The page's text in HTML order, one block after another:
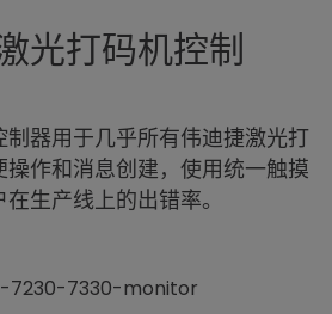
光打码机控制
器用于几乎所有伟迪捷激光打
作和消息创建，使用统一触摸
生产线上的出错率。